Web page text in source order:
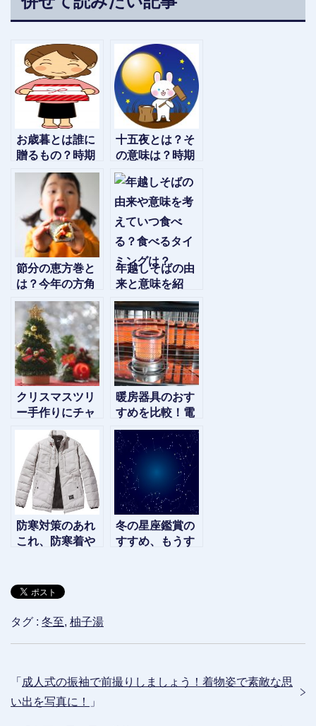
お歳暮とは誰に
贈るもの？時期
はいつ頃？また
頂いたらお返し
十五夜とは？そ
の意味は？時期
はいつ？お月見
団子の由来も紹
介
節分の恵方巻と
は？今年の方角
は？恵方を向い
て丸かじりが正
解
年越しそばの由
来と意味を紹
介、いつ食べ
る？タイミング
は？
クリスマスツリ
ー手作りにチャ
レンジ！木の選
び方オーナメン
ト紹介
暖房器具のおす
すめを比較！電
気代や省エネタ
イプの種類もい
ろいろ
防寒対策のあれ
これ、防寒着や
す
冬の星座鑑賞の
すすめ、もうす
タグ : 冬至, 柚子湯
「 成人式の振袖で前撮りしましょう！着物姿で素敵な思
い出を写真に！
」